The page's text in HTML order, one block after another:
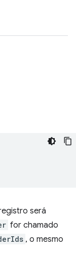
será
for chamado
, o mesmo